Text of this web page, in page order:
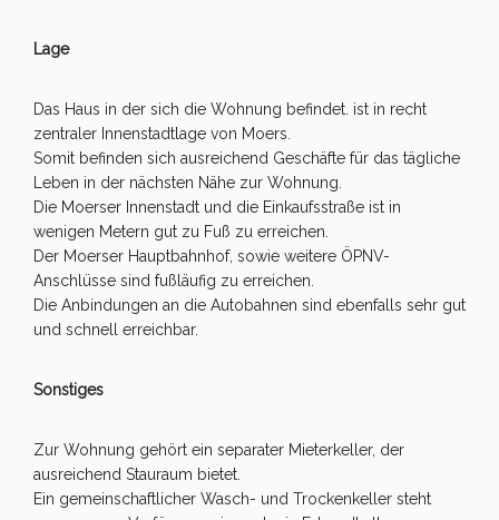
Lage
Das Haus in der sich die Wohnung befindet. ist in recht
zentraler Innenstadtlage von Moers.
Somit befinden sich ausreichend Geschäfte für das tägliche
Leben in der nächsten Nähe zur Wohnung.
Die Moerser Innenstadt und die Einkaufsstraße ist in
wenigen Metern gut zu Fuß zu erreichen.
Der Moerser Hauptbahnhof, sowie weitere ÖPNV-
Anschlüsse sind fußläufig zu erreichen.
Die Anbindungen an die Autobahnen sind ebenfalls sehr gut
und schnell erreichbar.
Sonstiges
Zur Wohnung gehört ein separater Mieterkeller, der
ausreichend Stauraum bietet.
Ein gemeinschaftlicher Wasch- und Trockenkeller steht